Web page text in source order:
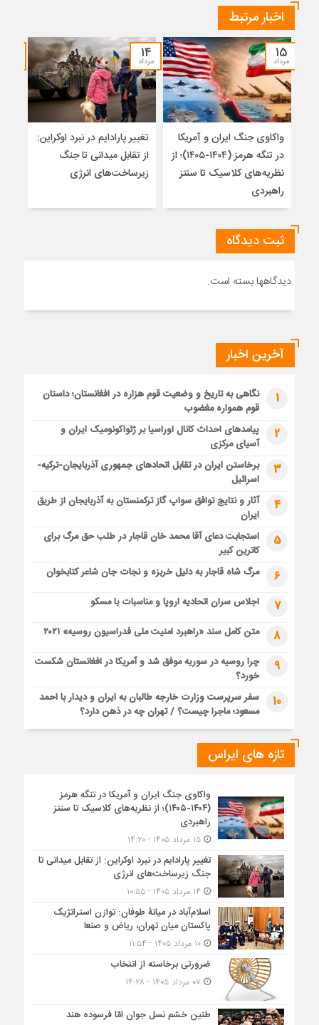
اخبار مرتبط
۱۵
مرداد
واکاوی جنگ ایران و آمریکا
در تنگه هرمز (۱۴۰۴-۱۴۰۵)؛ از
نظریه‌های کلاسیک تا سنتز
راهبردی
۱۴
مرداد
تغییر پارادایم در نبرد اوکراین:
از تقابل میدانی تا جنگ
زیرساخت‌های انرژی
ثبت دیدگاه
دیدگاهها بسته است.
آخرین اخبار
1
نگاهی به تاریخ و وضعیت قوم هزاره در افغانستان؛ داستان
قوم همواره مغضوب
2
پیامدهای احداث کانال اوراسیا بر ژئواکونومیک ایران و
آسیای مرکزی
3
برخاستن ایران در تقابل اتحادهای جمهوری آذربایجان-ترکیه-
اسرائیل
4
آثار و نتایج توافق سواپ گاز ترکمنستان به آذربایجان از طریق
ایران
5
استجابت دعای آقا محمد خان قاجار در طلب حق مرگ برای
کاترین کبیر
6 مرگ شاه قاجار به دلیل خربزه و نجات جان شاعر کتابخوان
7 اجلاس سران اتحادیه اروپا و مناسبات با مسکو
8 متن کامل سند «راهبرد امنیت ملی فدراسیون روسیه» ۲۰۲۱
9
چرا روسیه در سوریه موفق شد و آمریکا در افغانستان شکست
خورد؟
10
سفر سرپرست وزارت خارجه طالبان به ایران و دیدار با احمد
مسعود؛ ماجرا چیست؟ / تهران چه در ذهن دارد؟
تازه های ایراس
واکاوی جنگ ایران و آمریکا در تنگه هرمز
(۱۴۰۴-۱۴۰۵)؛ از نظریه‌های کلاسیک تا سنتز
راهبردی
۱۵ مرداد ۱۴۰۵ - ۱۴:۲۰
تغییر پارادایم در نبرد اوکراین: از تقابل میدانی تا
جنگ زیرساخت‌های انرژی
اسلام‌آباد در میانۀ طوفان: توازن استراتژیک
پاکستان میان تهران، ریاض و صنعا
۱۰ مرداد ۱۴۰۵ - ۱۱:۵۴
ضرورتی برخاسته از انتخاب
طنین خشم نسل جوان امّا فرسوده هند